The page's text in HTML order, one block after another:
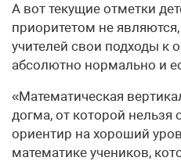
А вот текущие отметки
приоритетом не
учителей свои подходы к
абсолютно нормально и
«Математическая
догма, от которой нельзя
ориентир на хороший
математике учеников,